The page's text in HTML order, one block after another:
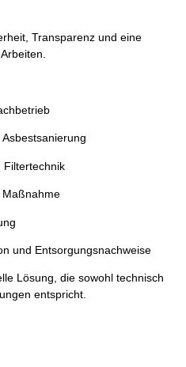
Transparenz und eine
Filtertechnik
Maßnahme
und Entsorgungsnachweise
Lösung, die sowohl technisch
entspricht.